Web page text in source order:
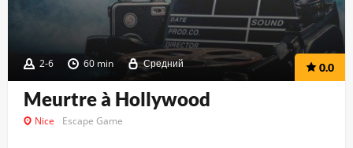
2-6 60 min Средний 0.0
Meurtre à Hollywood
Nice Escape Game